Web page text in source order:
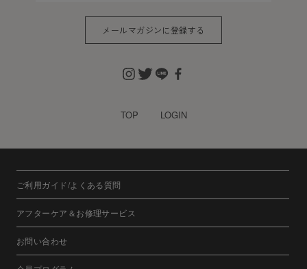
メールマガジンに登録する
TOP LOGIN
ご利用ガイド/よくある質問
アフターケア＆お修理サービス
お問い合わせ